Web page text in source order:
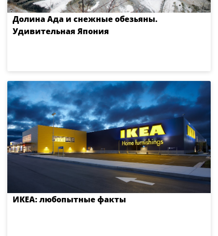
Долина Ада и снежные обезьяны.
Удивительная Япония
ИКЕА: любопытные факты